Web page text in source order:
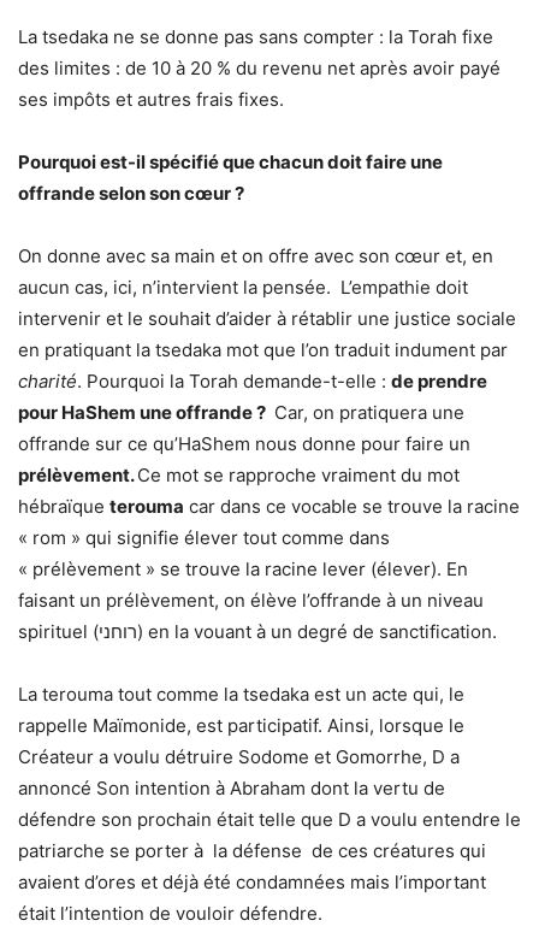
La tsedaka ne se donne pas sans compter : la Torah fixe
des limites : de 10 à 20 % du revenu net après avoir payé
ses impôts et autres frais fixes.
Pourquoi est-il spécifié que chacun doit faire une
offrande selon son cœur ?
On donne avec sa main et on offre avec son cœur et, en
aucun cas, ici, n’intervient la pensée. L’empathie doit
intervenir et le souhait d’aider à rétablir une justice sociale
en pratiquant la tsedaka mot que l’on traduit indument par
charité. Pourquoi la Torah demande-t-elle : de prendre
pour HaShem une offrande ? Car, on pratiquera une
offrande sur ce qu’HaShem nous donne pour faire un
prélèvement.Ce mot se rapproche vraiment du mot
hébraïque terouma car dans ce vocable se trouve la racine
« rom » qui signifie élever tout comme dans
« prélèvement » se trouve la racine lever (élever). En
faisant un prélèvement, on élève l’offrande à un niveau
spirituel (רוחני) en la vouant à un degré de sanctification.
La terouma tout comme la tsedaka est un acte qui, le
rappelle Maïmonide, est participatif. Ainsi, lorsque le
Créateur a voulu détruire Sodome et Gomorrhe, D a
annoncé Son intention à Abraham dont la vertu de
défendre son prochain était telle que D a voulu entendre le
patriarche se porter à la défense de ces créatures qui
avaient d’ores et déjà été condamnées mais l’important
était l’intention de vouloir défendre.